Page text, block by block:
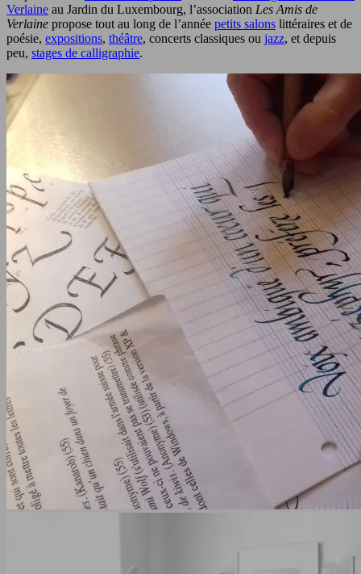
Verlaine au Jardin du Luxembourg, l’association Les Amis de
Verlaine propose tout au long de l’année petits salons littéraires et de
poésie, expositions, théâtre, concerts classiques ou jazz, et depuis
peu, stages de calligraphie.